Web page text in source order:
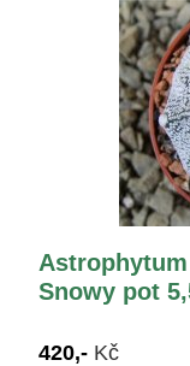
Snowy pot
420,- Kč